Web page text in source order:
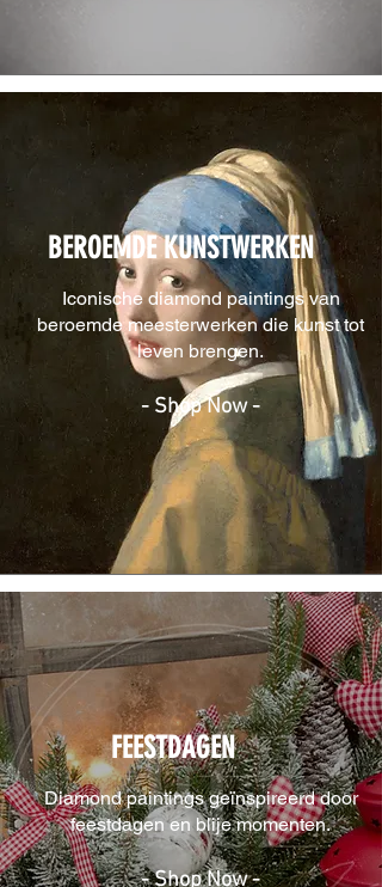
BEROEMDE KUNSTWERKEN
Iconische diamond paintings van
beroemde meesterwerken die kunst tot
leven brengen.
- Shop Now -
FEESTDAGEN
Diamond paintings geïnspireerd door
feestdagen en blije momenten.
- Shop Now -